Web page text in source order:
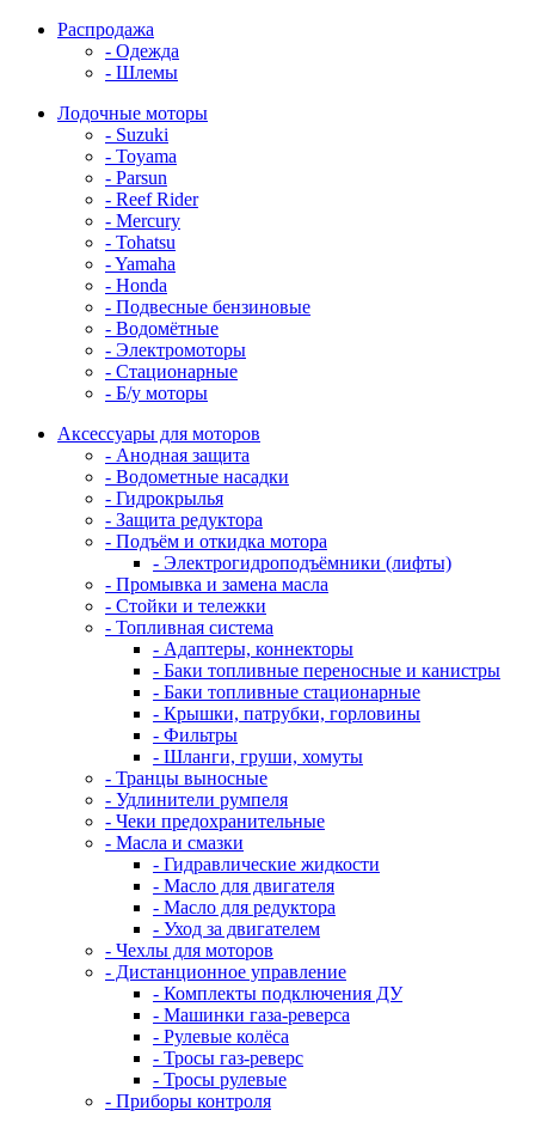
Распродажа
- Одежда
- Шлемы
Лодочные моторы
- Suzuki
- Toyama
- Parsun
- Reef Rider
- Mercury
- Tohatsu
- Yamaha
- Honda
- Подвесные бензиновые
- Водомётные
- Электромоторы
- Стационарные
- Б/у моторы
Аксессуары для моторов
- Анодная защита
- Водометные насадки
- Гидрокрылья
- Защита редуктора
- Подъём и откидка мотора
- Электрогидроподъёмники (лифты)
- Промывка и замена масла
- Стойки и тележки
- Топливная система
- Адаптеры, коннекторы
- Баки топливные переносные и канистры
- Баки топливные стационарные
- Крышки, патрубки, горловины
- Фильтры
- Шланги, груши, хомуты
- Транцы выносные
- Удлинители румпеля
- Чеки предохранительные
- Масла и смазки
- Гидравлические жидкости
- Масло для двигателя
- Масло для редуктора
- Уход за двигателем
- Чехлы для моторов
- Дистанционное управление
- Комплекты подключения ДУ
- Машинки газа-реверса
- Рулевые колёса
- Тросы газ-реверс
- Тросы рулевые
- Приборы контроля